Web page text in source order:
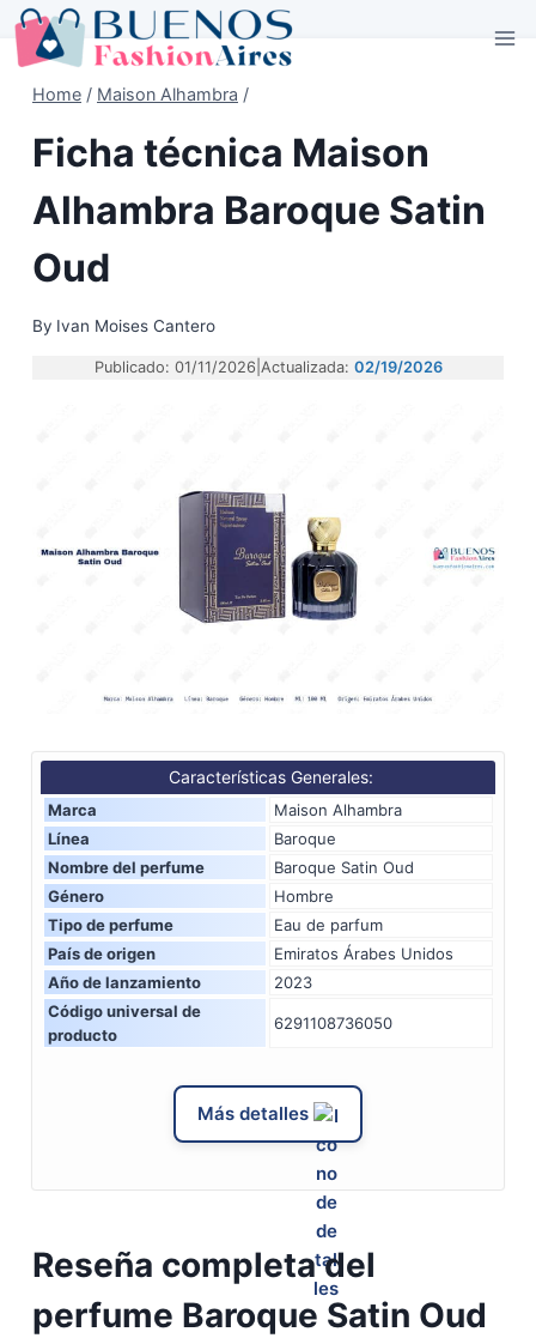
Skip
to
Home / Maison Alhambra /
Ficha técnica Maison
Alhambra Baroque Satin
Oud
By Ivan Moises Cantero
Publicado: 01/11/2026 Actualizada: 02/19/2026
Características Generales:
Marca
Maison Alhambra
Línea
Baroque
Nombre del perfume
Baroque Satin Oud
Género
Hombre
Tipo de perfume
Eau de parfum
País de origen
Emiratos Árabes Unidos
Año de lanzamiento
2023
Código universal de
producto
6291108736050
Más detalles
Reseña completa del
perfume Baroque Satin Oud